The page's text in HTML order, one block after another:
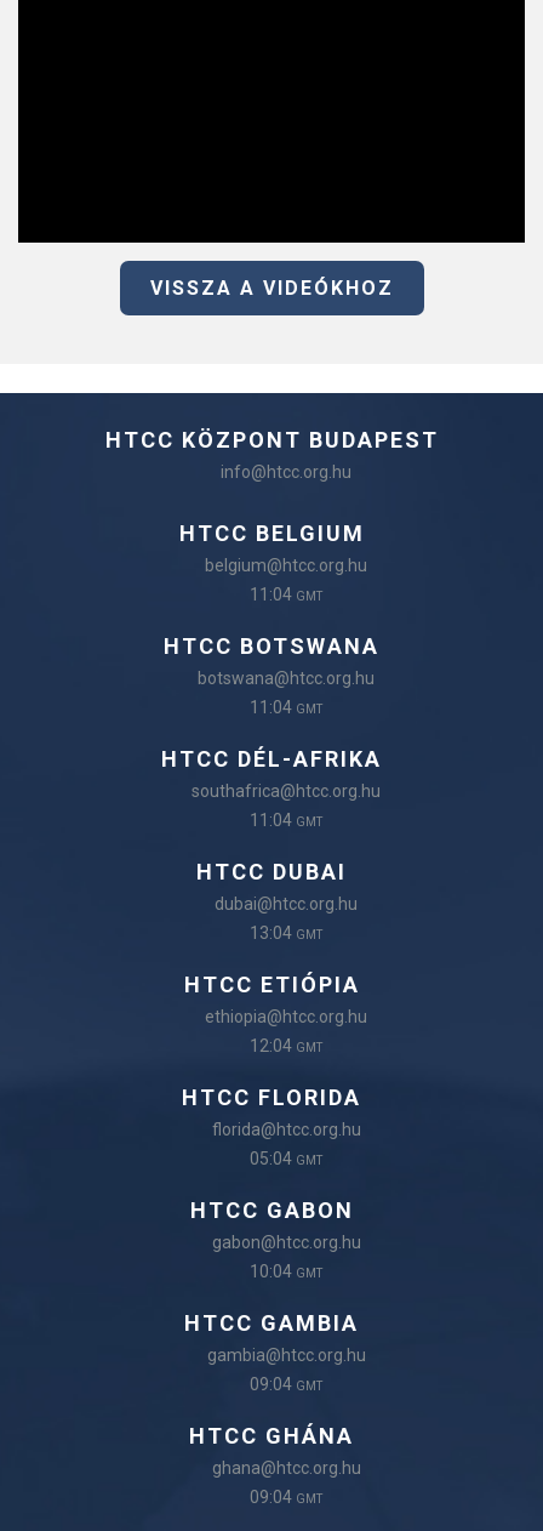
VISSZA A VIDEÓKHOZ
HTCC KÖZPONT BUDAPEST
info@htcc.org.hu
HTCC BELGIUM
belgium@htcc.org.hu
11:04 GMT
HTCC BOTSWANA
botswana@htcc.org.hu
11:04 GMT
HTCC DÉL-AFRIKA
southafrica@htcc.org.hu
11:04 GMT
HTCC DUBAI
dubai@htcc.org.hu
13:04 GMT
HTCC ETIÓPIA
ethiopia@htcc.org.hu
12:04 GMT
HTCC FLORIDA
florida@htcc.org.hu
05:04 GMT
HTCC GABON
gabon@htcc.org.hu
10:04 GMT
HTCC GAMBIA
gambia@htcc.org.hu
09:04 GMT
HTCC GHÁNA
ghana@htcc.org.hu
09:04 GMT